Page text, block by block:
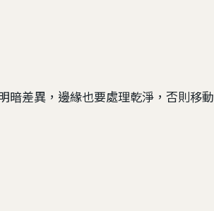
暗差異，邊緣也要處理乾淨，否則移動